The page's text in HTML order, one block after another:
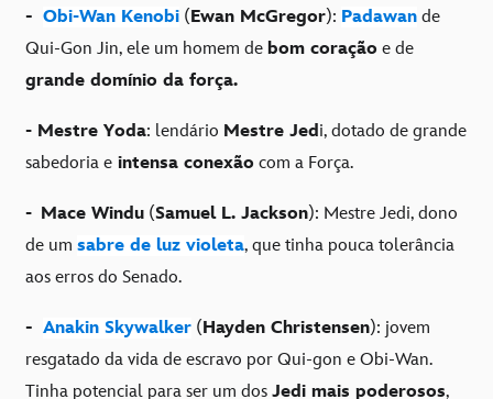
- Obi-Wan Kenobi (Ewan McGregor): Padawan de
Qui-Gon Jin, ele um homem de bom coração e de
grande domínio da força.
- Mestre Yoda: lendário Mestre Jedi, dotado de grande
sabedoria e intensa conexão com a Força.
- Mace Windu (Samuel L. Jackson): Mestre Jedi, dono
de um sabre de luz violeta, que tinha pouca tolerância
aos erros do Senado.
- Anakin Skywalker (Hayden Christensen): jovem
resgatado da vida de escravo por Qui-gon e Obi-Wan.
Tinha potencial para ser um dos Jedi mais poderosos,